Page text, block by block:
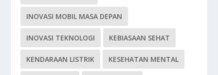
INOVASI MOBIL MASA DEPAN
INOVASI TEKNOLOGI KEBIASAAN SEHAT
KENDARAAN LISTRIK KESEHATAN MENTAL